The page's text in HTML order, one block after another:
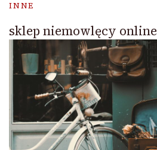
INNE
sklep niemowlęcy online